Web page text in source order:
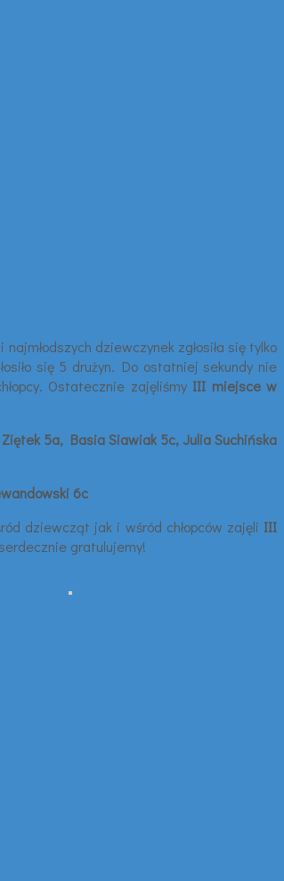
dziewczynek zgłosiła się tylko
się 5 drużyn. Do ostatniej sekundy nie
Ostatecznie zajęliśmy III miejsce w
5a, Basia Siawiak 5c, Julia Suchińska
6c
dziewcząt jak i wśród chłopców zajęli III
gratulujemy!